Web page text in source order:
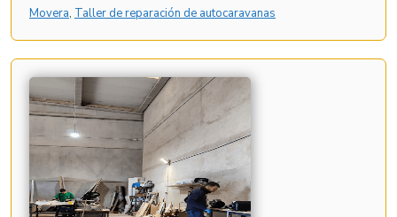
Movera, Taller de reparación de autocaravanas